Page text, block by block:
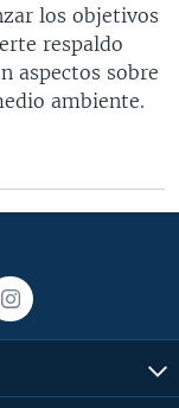
los objetivos
respaldo
aspectos sobre
ambiente.